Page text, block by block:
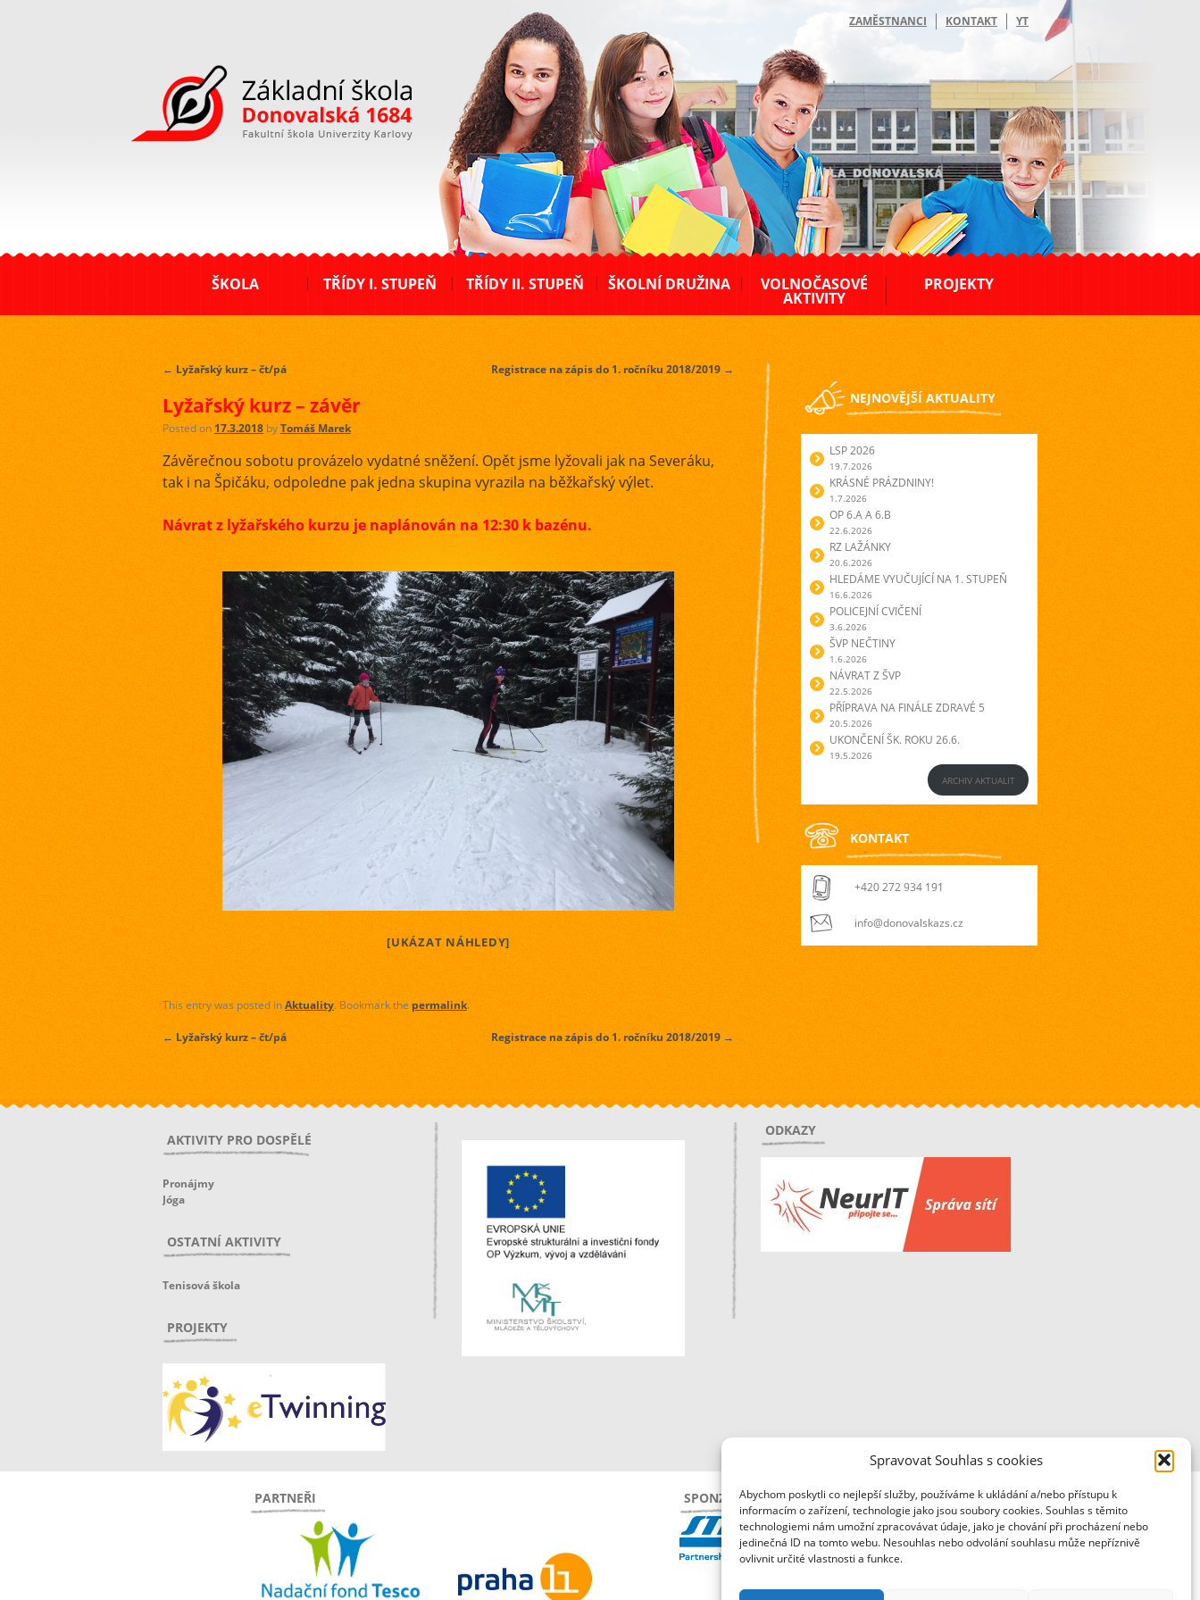
Spravovat Souhlas s cookies
Abychom poskytli co nejlepší služby, používáme k ukládání a/nebo přístupu k
informacím o zařízení, technologie jako jsou soubory cookies. Souhlas s těmito
technologiemi nám umožní zpracovávat údaje, jako je chování při procházení nebo
jedinečná ID na tomto webu. Nesouhlas nebo odvolání souhlasu může nepříznivě
ovlivnit určité vlastnosti a funkce.
ZŠ Donovalská
YT
KONTAKT
ZAMĚSTNANCI
ŠKOLA TŘÍDY I. STUPEŇ TŘÍDY II. STUPEŇ ŠKOLNÍ DRUŽINA VOLNOČASOVÉ
AKTIVITY
PROJEKTY
← Lyžařský kurz – čt/pá Registrace na zápis do 1. ročníku 2018/2019 →
Lyžařský kurz – závěr
Posted on17.3.2018 byTomáš Marek
Závěrečnou sobotu provázelo vydatné sněžení. Opět jsme lyžovali jak na Severáku,
tak i na Špičáku, odpoledne pak jedna skupina vyrazila na běžkařský výlet.
Návrat z lyžařského kurzu je naplánován na 12:30 k bazénu.
[UKÁZAT NÁHLEDY]
This entry was posted inAktuality. Bookmark thepermalink.
← Lyžařský kurz – čt/pá Registrace na zápis do 1. ročníku 2018/2019 →
NEJNOVĚJŠÍ AKTUALITY
LSP 2026
19.7.2026
KRÁSNÉ PRÁZDNINY!
1.7.2026
OP 6.A A 6.B
22.6.2026
RZ LAŽÁNKY
20.6.2026
HLEDÁME VYUČUJÍCÍ NA 1. STUPEŇ
16.6.2026
POLICEJNÍ CVIČENÍ
3.6.2026
ŠVP NEČTINY
1.6.2026
NÁVRAT Z ŠVP
22.5.2026
PŘÍPRAVA NA FINÁLE ZDRAVÉ 5
20.5.2026
UKONČENÍ ŠK. ROKU 26.6.
19.5.2026
ARCHIV AKTUALIT
KONTAKT
+420 272 934 191
info@donovalskazs.cz
AKTIVITY PRO DOSPĚLÉ
Pronájmy
Jóga
OSTATNÍ AKTIVITY
Tenisová škola
PROJEKTY
ODKAZY
PARTNEŘI SPONZOŘI